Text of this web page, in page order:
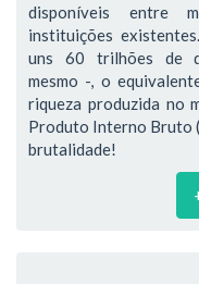
disponíveis entre
instituições
uns 60 trilhões de
mesmo -, o
riqueza produzida no
Produto Interno Bruto
brutalidade!